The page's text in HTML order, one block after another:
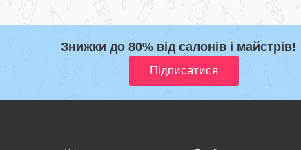
Знижки до 80% від салонів і майстрів!